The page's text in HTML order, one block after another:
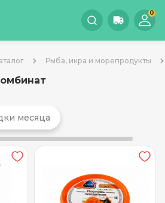
0
Рыба, икра и морепродукты
месяца